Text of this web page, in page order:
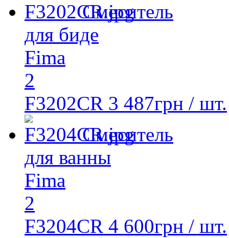
Смеситель
для биде
Fima
2
F3202CR 3 487грн / шт.
Смеситель
для ванны
Fima
2
F3204CR 4 600грн / шт.